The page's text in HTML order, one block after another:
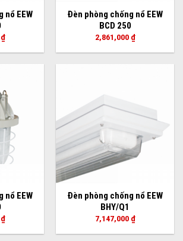
nổ EEW
₫
Đèn phòng chống nổ EEW
BCD 250
2,861,000 ₫
nổ EEW
₫
Đèn phòng chống nổ EEW
BHY/Q1
7,147,000 ₫